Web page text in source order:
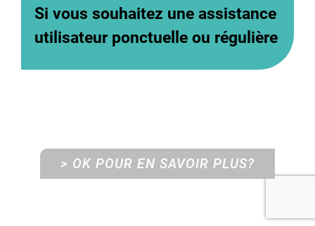
Si vous souhaitez une assistance
utilisateur ponctuelle ou régulière
> OK POUR EN SAVOIR PLUS?